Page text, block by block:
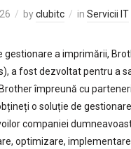
byclubitc in Servicii IT
gestionare a imprimării,
a fost dezvoltat pentru a
împreună cu
o soluție de
companiei
optimizare,